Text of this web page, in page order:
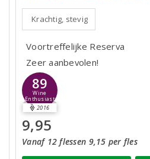
Krachtig, stevig
Voortreffelijke Reserva
Zeer aanbevolen!
89
Wine
Enthusiast
2016
9,95
Vanaf 12 flessen 9,15 per fles